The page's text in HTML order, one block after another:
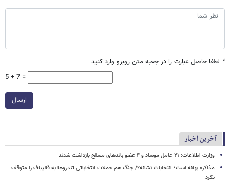
* لطفا حاصل عبارت را در جعبه متن روبرو وارد کنید
5 + 7 =
ارسال
آخرین اخبار
وزارت اطلاعات: ۲۱ عامل موساد و ۴ عضو باندهای مسلح بازداشت شدند
مذاکره بهانه است؛ انتخابات نشانه؟/ جنگ هم حملات انتخاباتی تندروها به قالیباف را متوقف
نکرد